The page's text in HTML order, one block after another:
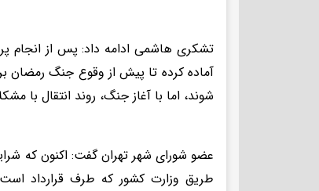
آماده کرده تا پیش از وقوع جنگ رمضان
شوند، اما با آغاز جنگ، روند انتقال با
عضو شورای شهر تهران گفت: اکنون که
طریق وزارت کشور که طرف قرارداد